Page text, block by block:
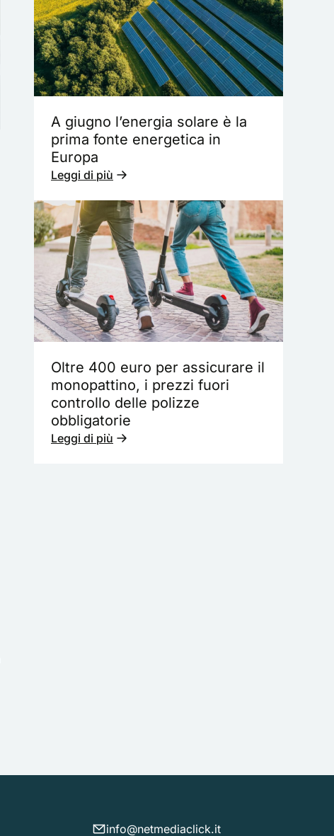
A giugno l’energia solare è la
prima fonte energetica in
Europa
Leggi di più
Oltre 400 euro per assicurare il
monopattino, i prezzi fuori
controllo delle polizze
obbligatorie
Leggi di più
info@netmediaclick.it